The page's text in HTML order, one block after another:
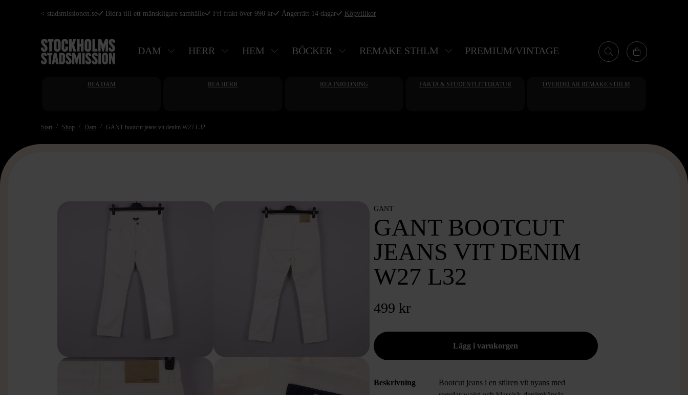
Hoppa
huvudinnehåll
< stadsmissionen.se Bidra till ett mänskligare samhälle Fri frakt över 990 kr Ångerrätt 14 dagar Köpvillkor
DAM HERR HEM BÖCKER REMAKE STHLM PREMIUM/VINTAGE
REA DAM REA HERR REA INREDNING FAKTA & STUDENTLITTERATUR ÖVERDELAR REMAKE STHLM
Start Shop Dam GANT bootcut jeans vit denim W27 L32
GANT
GANT BOOTCUT
JEANS VIT DENIM
W27 L32
499 kr
Beskrivning
Bootcut jeans i en stilren vit nyans med